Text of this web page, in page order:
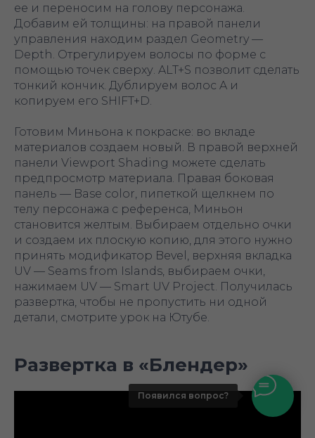
Появился вопрос?
ее и переносим на голову персонажа.
Добавим ей толщины: на правой панели
управления находим раздел Geometry —
Depth. Отрегулируем волосы по форме с
помощью точек сверху. ALT+S позволит сделать
тонкий кончик. Дублируем волос A и
копируем его SHIFT+D.
Готовим Миньона к покраске: во вкладе
материалов создаем новый. В правой верхней
панели Viewport Shading можете сделать
предпросмотр материала. Правая боковая
панель — Base color, пипеткой щелкнем по
телу персонажа с референса, Миньон
становится желтым. Выбираем отдельно очки
и создаем их плоскую копию, для этого нужно
принять модификатор Bevel, верхняя вкладка
UV — Seams from Islands, выбираем очки,
нажимаем UV — Smart UV Project. Получилась
развертка, чтобы не пропустить ни одной
детали, смотрите урок на Ютубе.
Развертка в «Блендер»